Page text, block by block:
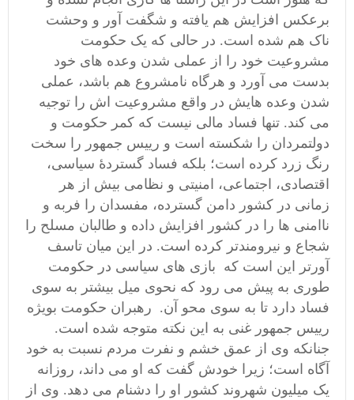
برعکس افزایش هم یافته و شگفت آور و وحشت
ناک هم شده است. در حالی که یک حکومت
مشروعیت خود را از عملی شدن وعده های خود
بدست می آورد و هرگاه نامشروع هم باشد، عملی
شدن وعده هایش در واقع مشروعیت اش را توجیه
می کند. تنها فساد مالی نیست که کمر حکومت و
دولتمردان را شکسته است و رییس جمهور را سخت
رنگ زرد کرده است؛ بلکه فساد گستردۀ سیاسی،
اقتصادی، اجتماعی، امنیتی و نظامی بیش از هر
زمانی در کشور دامن گسترده، مفسدان را فربه و
ناامنی ها را در کشور افزایش داده و طالبان مسلح را
شجاع و نیرومندتر کرده است. در این میان تاسف
آورتر این است که بازی های سیاسی در حکومت
طوری به پیش می رود که نحوی میل بیشتر به سوی
فساد دارد تا به سوی محو آن. رهبران حکومت بویژه
رییس جمهور غنی به این نکته متوجه شده است.
جنانکه وی از عمق خشم و نفرت مردم نسبت به خود
آگاه است؛ زیرا خودش گفت که او می داند، روزانه
یک میلیون شهروند کشور او را دشنام می دهد. وی از